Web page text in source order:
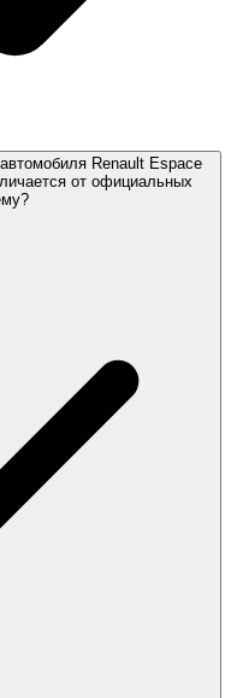
Renault Espace
от официальных